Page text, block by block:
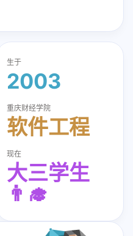
生于
2003
重庆财经学院
软件工程
现在
大三学生
👨‍🎓